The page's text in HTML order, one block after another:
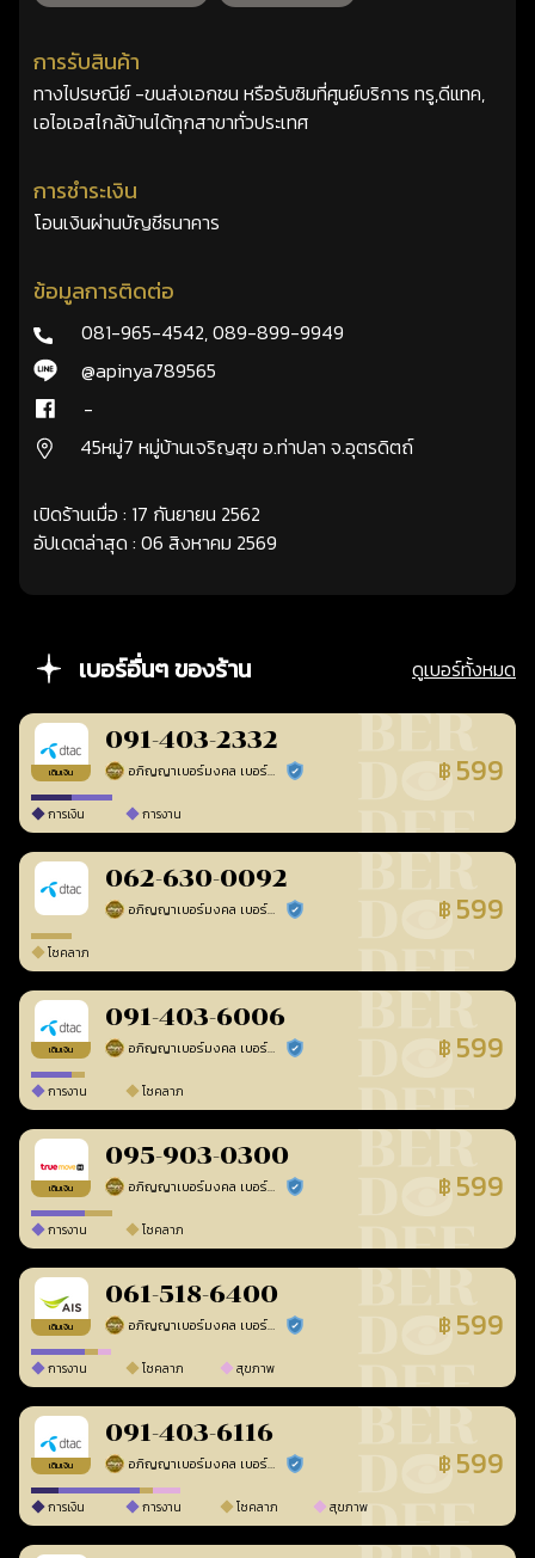
การรับสินค้า
ทางไปรษณีย์ -ขนส่งเอกชน หรือรับซิมที่ศูนย์บริการ ทรู,ดีแทค,
เอไอเอสไกล้บ้านได้ทุกสาขาทั่วประเทศ
การชำระเงิน
โอนเงินผ่านบัญชีธนาคาร
ข้อมูลการติดต่อ
081-965-4542,089-899-9949
@apinya789565
-
45หมู่7 หมู่บ้านเจริญสุข อ.ท่าปลา จ.อุตรดิตถ์
เปิดร้านเมื่อ : 17 กันยายน 2562
อัปเดตล่าสุด : 06 สิงหาคม 2569
เบอร์อื่นๆ ของร้าน ดูเบอร์ทั้งหมด
เติมเงิน
091-403-2332
อภิญญาเบอร์มงคล เบอร์สวยเลขศาสตร์ ร้านยืนยันแล้ว ฿ 599
การเงิน การงาน
062-630-0092
อภิญญาเบอร์มงคล เบอร์สวยเลขศาสตร์ ร้านยืนยันแล้ว ฿ 599
โชคลาภ
เติมเงิน
091-403-6006
อภิญญาเบอร์มงคล เบอร์สวยเลขศาสตร์ ร้านยืนยันแล้ว ฿ 599
การงาน โชคลาภ
เติมเงิน
095-903-0300
อภิญญาเบอร์มงคล เบอร์สวยเลขศาสตร์ ร้านยืนยันแล้ว ฿ 599
การงาน โชคลาภ
เติมเงิน
061-518-6400
อภิญญาเบอร์มงคล เบอร์สวยเลขศาสตร์ ร้านยืนยันแล้ว ฿ 599
การงาน โชคลาภ สุขภาพ
เติมเงิน
091-403-6116
อภิญญาเบอร์มงคล เบอร์สวยเลขศาสตร์ ร้านยืนยันแล้ว ฿ 599
การเงิน การงาน โชคลาภ สุขภาพ